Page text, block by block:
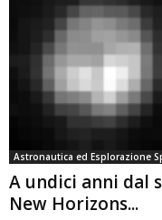
Astronautica ed Esplorazione
A undici anni dal
New Horizons...